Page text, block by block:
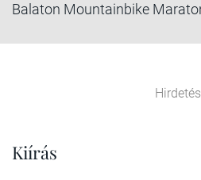
Balaton Mountainbike
Hirdetés
Kiírás